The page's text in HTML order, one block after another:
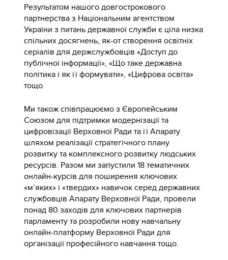
Результатом нашого довгострокового
партнерства з Національним агентством
України з питань державної служби є ціла низка
спільних досягнень, як-от створення освітніх
серіалів для держслужбовців «Доступ до
публічної інформації», «Що таке державна
політика і як її формувати», «Цифрова освіта»
тощо.
Ми також співпрацюємо з Європейським
Союзом для підтримки модернізації та
цифровізації Верховної Ради та її Апарату
шляхом реалізації стратегічного плану
розвитку та комплексного розвитку людських
ресурсів. Разом ми запустили 18 тематичних
онлайн-курсів для поширення ключових
«м’яких» і «твердих» навичок серед державних
службовців Апарату Верховної Ради, провели
понад 80 заходів для ключових партнерів
парламенту та розробили нову навчальну
онлайн-платформу Верховної Ради для
організації професійного навчання тощо.